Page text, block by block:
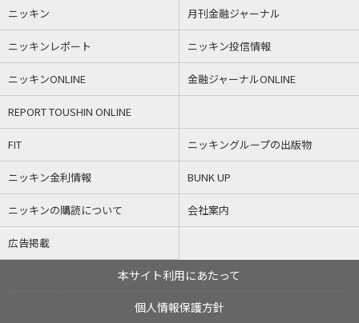
ニッキン 月刊金融ジャーナル
ニッキンレポート ニッキン投信情報
ニッキンONLINE 金融ジャーナルONLINE
REPORT TOUSHIN ONLINE
FIT ニッキングループの出版物
ニッキン金利情報 BUNK UP
ニッキンの購読について 会社案内
広告掲載
本サイト利用にあたって
個人情報保護方針